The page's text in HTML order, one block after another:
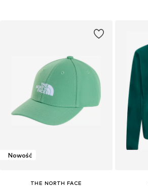
Nowość
THE NORTH FACE